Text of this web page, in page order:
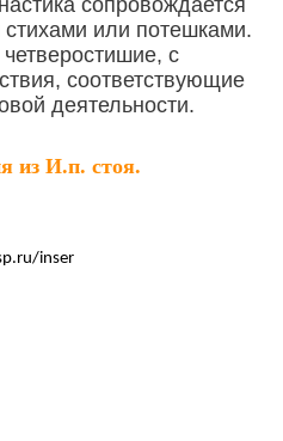
сопровождается
или потешками.
с
соответствующие
деятельности.
из И.п. стоя.